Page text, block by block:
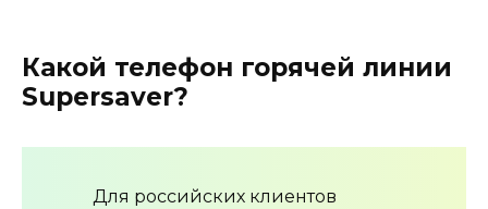
Какой телефон горячей линии
Supersaver?
Для российских клиентов